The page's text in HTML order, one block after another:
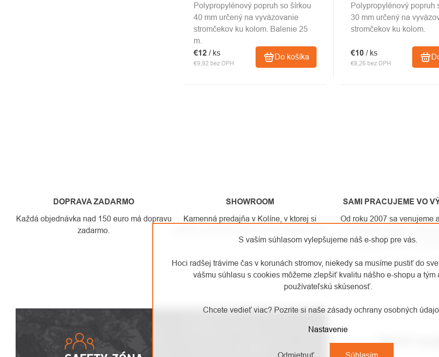
S vaším súhlasom vylepšujeme náš e-shop pre vás.
Hoci radšej trávime čas v korunách stromov, niekedy sa musíme pustiť do
vášmu súhlasu s cookies môžeme zlepšiť kvalitu nášho e-shopu a tým
používateľskú skúsenosť.
Chcete vedieť viac? Pozrite si naše zásady ochrany osobných
Nastavenie
Odmietnuť Súhlasím
€9,92 bez DPH
€12 / ks Do košíka
Polypropylénový popruh so šírkou
40 mm určený na vyväzovanie
stromčekov ku kolom. Balenie 25
m.
€8,26 bez DPH
€10 / ks
Polypropylénový popruh
30 mm určený na
stromčekov ku kolom.
DOPRAVA ZADARMO
Každá objednávka nad 150 euro má dopravu
zadarmo.
SHOWROOM
Kamenná predajňa v Kolíne, v ktorej si
SAMI PRACUJEME VO
Od roku 2007 sa venujeme
predávame, sami
ČASTO